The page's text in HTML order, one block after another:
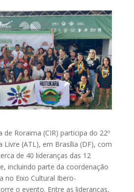
de Roraima (CIR) participa do 22º
Livre (ATL), em Brasília (DF), com
de 40 lideranças das 12
incluindo parte da coordenação
no Eixo Cultural Ibero-
o evento. Entre as lideranças,